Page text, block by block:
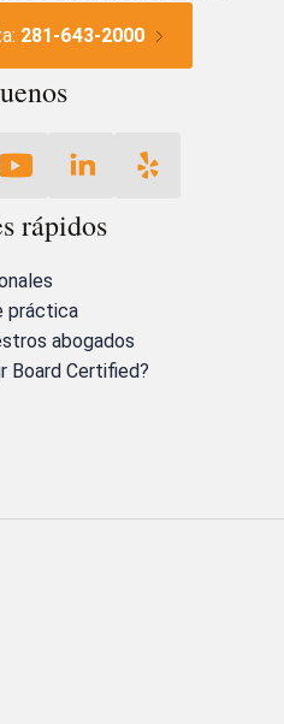
281-643-2000
rápidos
práctica
abogados
Board Certified?